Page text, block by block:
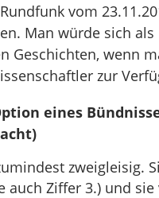
vom
Man würde sich
Geschichten, wenn
zur
eines
zweigleisig.
auch Ziffer 3.) und